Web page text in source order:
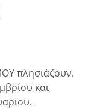
πλησιάζουν.
και